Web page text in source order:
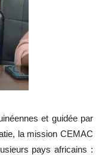
et guidée par
la mission CEMAC
pays africains :